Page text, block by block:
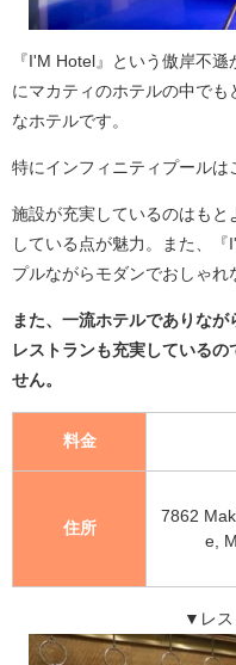
『I'M Hotel』という傲岸不
にマカティのホテルの中で
なホテルです。
特にインフィニティプールは
施設が充実しているのはも
している点が魅力。また、
プルながらモダンでおしゃれ
また、一流ホテルでありなが
レストランも充実している
せん。
料金
住所
7862
e,
▼レス